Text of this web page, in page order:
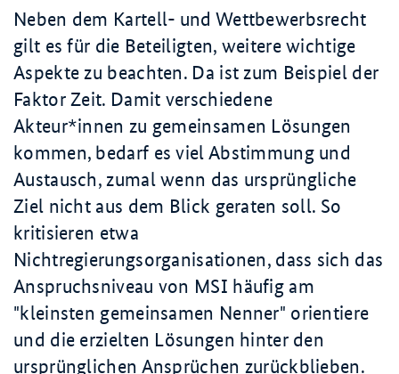
Neben dem Kartell- und Wettbewerbsrecht
gilt es für die Beteiligten, weitere wichtige
Aspekte zu beachten. Da ist zum Beispiel der
Faktor Zeit. Damit verschiedene
Akteur*innen zu gemeinsamen Lösungen
kommen, bedarf es viel Abstimmung und
Austausch, zumal wenn das ursprüngliche
Ziel nicht aus dem Blick geraten soll. So
kritisieren etwa
Nichtregierungsorganisationen, dass sich das
Anspruchsniveau von MSI häufig am
"kleinsten gemeinsamen Nenner" orientiere
und die erzielten Lösungen hinter den
ursprünglichen Ansprüchen zurückblieben.